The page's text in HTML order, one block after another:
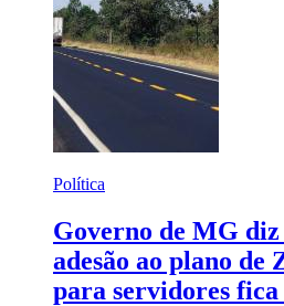
Política
Governo de MG diz
adesão ao plano de
para servidores